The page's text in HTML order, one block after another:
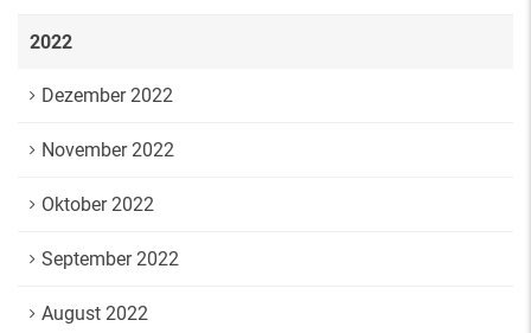
2022
Dezember 2022
November 2022
Oktober 2022
September 2022
August 2022